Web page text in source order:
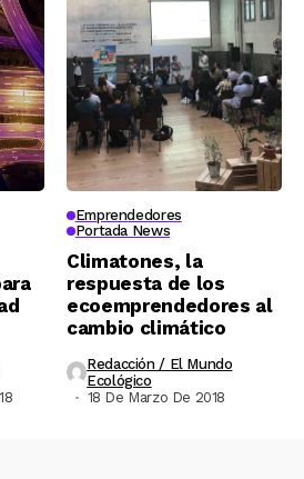
Emprendedores
Portada News
Climatones, la
respuesta de los
ecoemprendedores al
cambio climático
Redacción / El Mundo
Ecológico
18 De Marzo De 2018